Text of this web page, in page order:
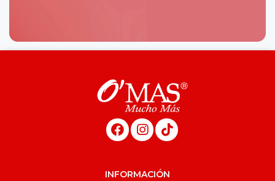
INFORMACIÓN